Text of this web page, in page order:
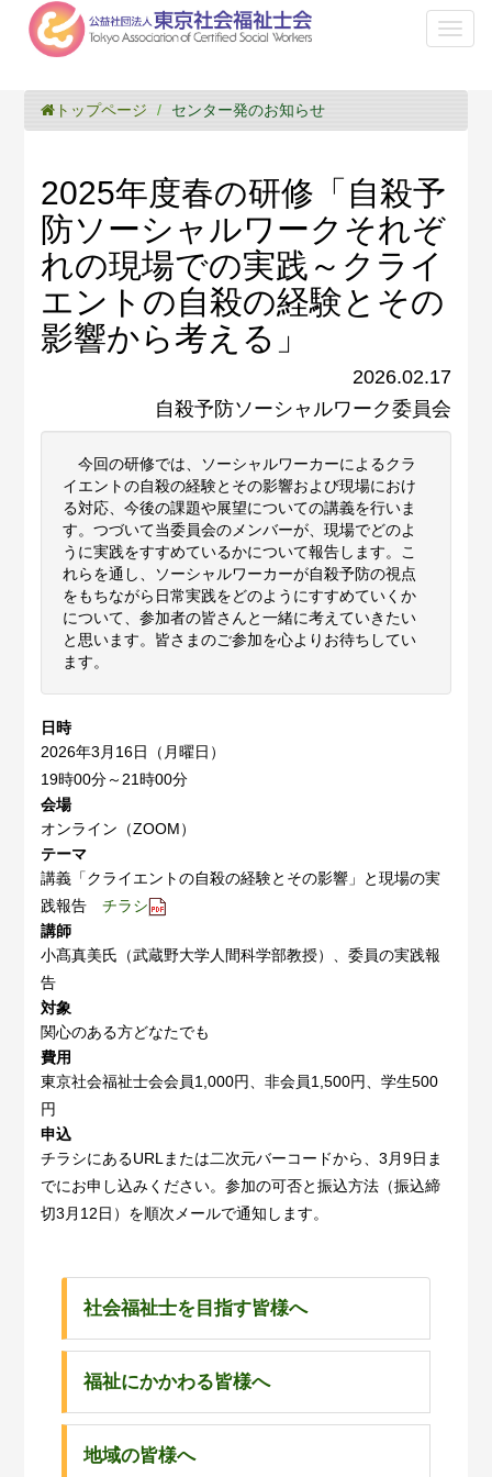
トップページ センター発のお知らせ
2025年度春の研修「自殺予
防ソーシャルワークそれぞ
れの現場での実践～クライ
エントの自殺の経験とその
影響から考える」
2026.02.17
自殺予防ソーシャルワーク委員会
今回の研修では、ソーシャルワーカーによるクラ
イエントの自殺の経験とその影響および現場におけ
る対応、今後の課題や展望についての講義を行いま
す。つづいて当委員会のメンバーが、現場でどのよ
うに実践をすすめているかについて報告します。こ
れらを通し、ソーシャルワーカーが自殺予防の視点
をもちながら日常実践をどのようにすすめていくか
について、参加者の皆さんと一緒に考えていきたい
と思います。皆さまのご参加を心よりお待ちしてい
ます。
日時
2026年3月16日（月曜日）
19時00分～21時00分
会場
オンライン（ZOOM）
テーマ
講義「クライエントの自殺の経験とその影響」と現場の実
践報告チラシ
講師
小髙真美氏（武蔵野大学人間科学部教授）、委員の実践報
告
対象
関心のある方どなたでも
費用
東京社会福祉士会会員1,000円、非会員1,500円、学生500
円
申込
チラシにあるURLまたは二次元バーコードから、3月9日ま
でにお申し込みください。参加の可否と振込方法（振込締
切3月12日）を順次メールで通知します。
社会福祉士を目指す皆様へ
福祉にかかわる皆様へ
地域の皆様へ